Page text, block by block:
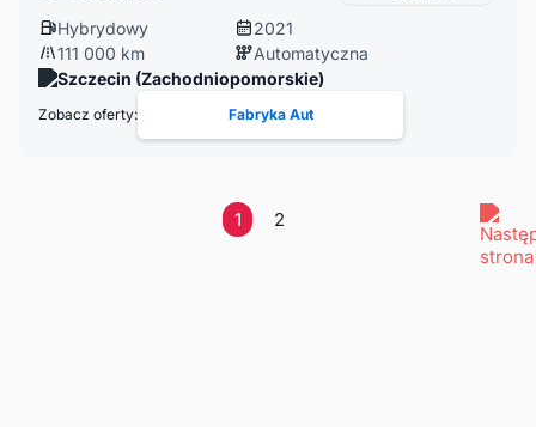
Hybrydowy
2021
111 000 km
Automatyczna
Szczecin (Zachodniopomorskie)
Zobacz oferty: Fabryka Aut
1 2